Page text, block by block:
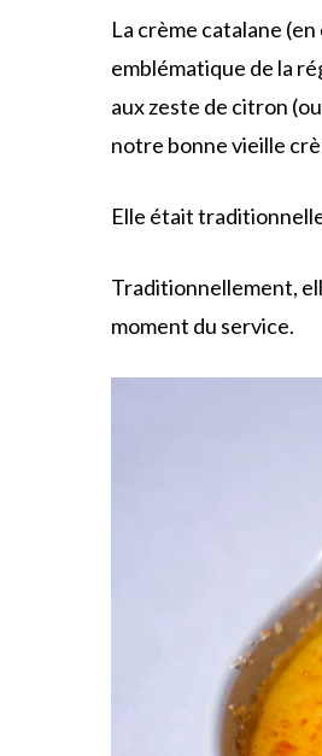
La crème catalane (en
emblématique de la
aux zeste de citron
notre bonne vieille
Elle était
Traditionnellement,
moment du service.